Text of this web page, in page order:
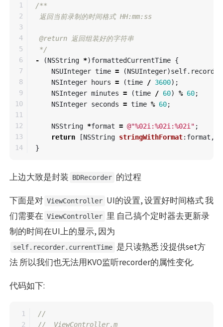
1
2
3
4
5
6
7
8
9
10
11
12
13
/**
返回当前录制的时间格式 HH:mm:ss
@return 返回组装好的字符串
*/
-
(NSString *)formattedCurrentTime {
NSUInteger time = (NSUInteger)self. recorder
NSInteger hours = (time / 3600);
NSInteger minutes = (time / 60) % 60;
NSInteger seconds = time % 60;
NSString *format = @"%02i:%02i:%02i" ;
return
[NSString stringWithFormat: format ,
}
上边大致是封装 BDRecorder 的过程
下面是对 ViewController UI的设置, 设置好时间格式 我
们需要在 ViewController
里 自己搞个定时器去更新录
制的时间在UI上的显示, 因为
self.recorder.currentTime 是只读熟悉 没提供set方
法 所以我们也无法用KVO监听recorder的属性变化.
代码如下:
1
2
//
//  ViewController.m